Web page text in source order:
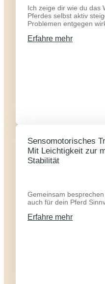
Ich zeige dir wie du das
Pferdes selbst aktiv
Problemen entgegen
Erfahre mehr
Sensomotorisches
Mit Leichtigkeit zur
Stabilität
Gemeinsam
auch für dein Pferd
Erfahre mehr